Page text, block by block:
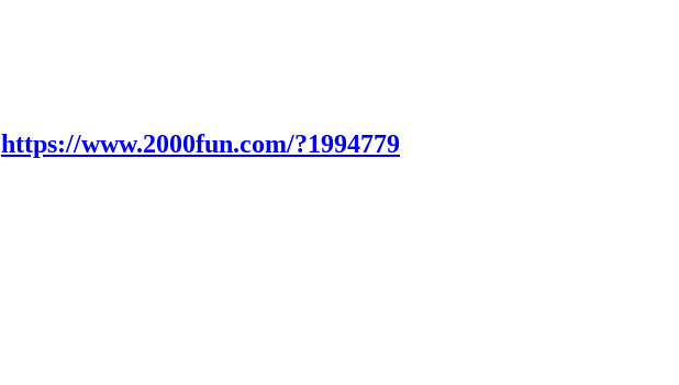
https://www.2000fun.com/?1994779